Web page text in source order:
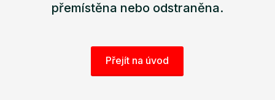
přemístěna nebo odstraněna.
Přejít na úvod